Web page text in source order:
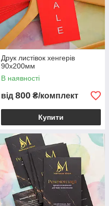
Друк листівок хенгерів
90х200мм
В наявності
від 800 ₴/комплект
Купити